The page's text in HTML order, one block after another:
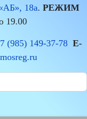
18а. РЕЖИМ
19.00
(985) 149-37-78 E-